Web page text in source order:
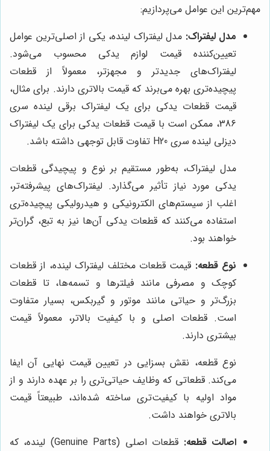
مهم‌ترین این عوامل می‌پردازیم:
مدل لیفتراک: مدل لیفتراک لینده، یکی از اصلی‌ترین عوامل
تعیین‌کننده قیمت لوازم یدکی محسوب می‌شود.
لیفتراک‌های جدیدتر و مجهزتر، معمولاً از قطعات
پیچیده‌تری بهره می‌برند که قیمت بالاتری دارند. برای مثال،
قیمت قطعات یدکی برای یک لیفتراک برقی لینده سری
386، ممکن است با قیمت قطعات یدکی برای یک لیفتراک
دیزلی لینده سری H20 تفاوت قابل توجهی داشته باشد.
مدل لیفتراک، به‌طور مستقیم بر نوع و پیچیدگی قطعات
یدکی مورد نیاز تأثیر می‌گذارد. لیفتراک‌های پیشرفته‌تر،
اغلب از سیستم‌های الکترونیکی و هیدرولیکی پیچیده‌تری
استفاده می‌کنند که قطعات یدکی آن‌ها نیز به تبع، گران‌تر
خواهند بود.
نوع قطعه: قیمت قطعات مختلف لیفتراک لینده، از قطعات
کوچک و مصرفی مانند فیلترها و تسمه‌ها، تا قطعات
بزرگ‌تر و حیاتی مانند موتور و گیربکس، بسیار متفاوت
است. قطعات اصلی و با کیفیت بالاتر، معمولاً قیمت
بیشتری دارند.
نوع قطعه، نقش بسزایی در تعیین قیمت نهایی آن ایفا
می‌کند. قطعاتی که وظایف حیاتی‌تری را بر عهده دارند و از
مواد اولیه با کیفیت‌تری ساخته شده‌اند، طبیعتاً قیمت
بالاتری خواهند داشت.
اصالت قطعه:
قطعات اصلی (Genuine Parts) لینده، که